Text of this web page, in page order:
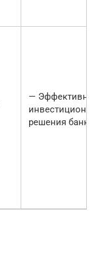
—
решения банка